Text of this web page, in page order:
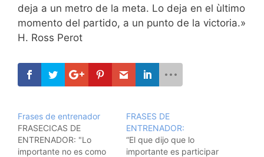
deja a un metro de la meta. Lo deja en el ùltimo
momento del partido, a un punto de la victoria.»
H. Ross Perot
Frases de entrenador
FRASECICAS DE
ENTRENADOR: "Lo
importante no es como
FRASES DE
ENTRENADOR:
“El que dijo que lo
importante es participar